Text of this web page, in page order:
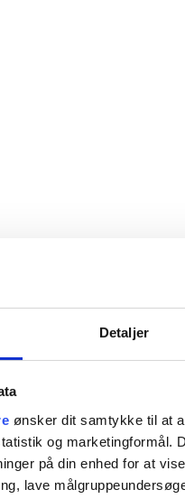
Detaljer
ønsker dit samtykke til at
og marketingformål.
på din enhed for at
lave